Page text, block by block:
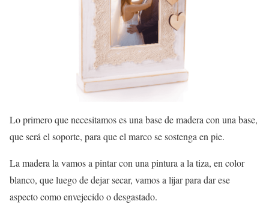
Lo primero que necesitamos es una base de madera con una base,
que será el soporte, para que el marco se sostenga en pie.
La madera la vamos a pintar con una pintura a la tiza, en color
blanco, que luego de dejar secar, vamos a lijar para dar ese
aspecto como envejecido o desgastado.